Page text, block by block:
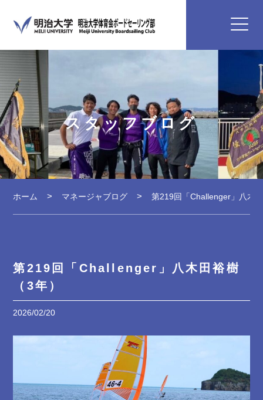
スタッフブログ
ホーム マネージャブログ 第219回「Challenger」八木
第219回「Challenger」八木田裕樹
（3年）
2026/02/20